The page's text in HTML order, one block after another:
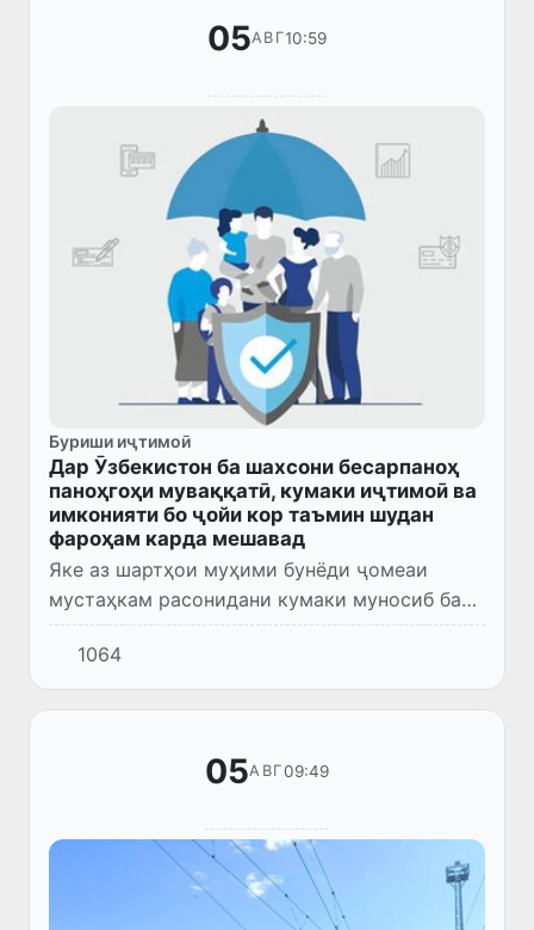
05АВГ10:59
Буриши иҷтимоӣ
Дар Ӯзбекистон ба шахсони бесарпаноҳ
паноҳгоҳи муваққатӣ, кумаки иҷтимоӣ ва
имконияти бо ҷойи кор таъмин шудан
фароҳам карда мешавад
Яке аз шартҳои муҳими бунёди ҷомеаи
мустаҳкам расонидани кумаки муносиб ба
қишрҳои ниёзманди ҳифзи иҷтимоии аҳолӣ
мебошад. Аз ҷумла, ҳалли мушкили манзил,
ки барои ин қишр аз масъа...
1064
05АВГ09:49